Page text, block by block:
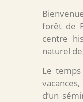
forêt de
centre
naturel
Le
d’un